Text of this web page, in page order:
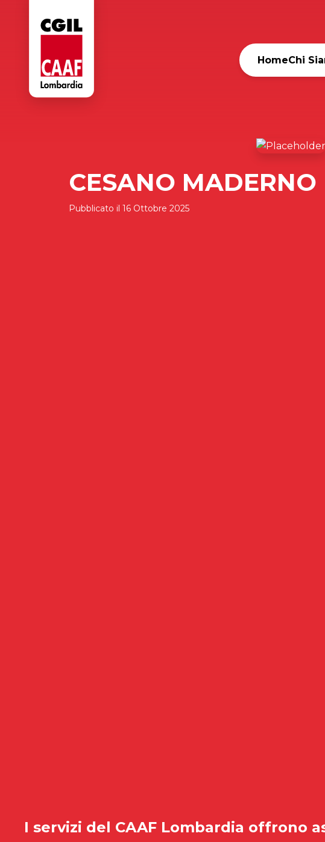
HomeChi
CESANO MADERNO
Pubblicato il 16 Ottobre 2025
I servizi del CAAF Lombardia offrono